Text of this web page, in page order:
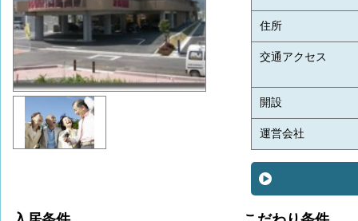
住所
交通アクセス
開設
運営会社